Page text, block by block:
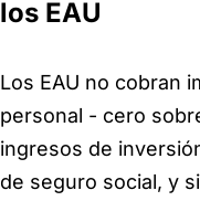
los EAU
Los EAU no cobran
personal - cero
ingresos de
de seguro social, y